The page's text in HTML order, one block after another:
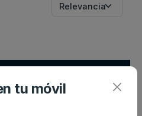
tu móvil